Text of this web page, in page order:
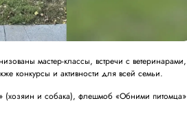
мастер-классы, встречи с ветеринарами,
конкурсы и активности для всей семьи.
(хозяин и собака), флешмоб «Обними питомца»